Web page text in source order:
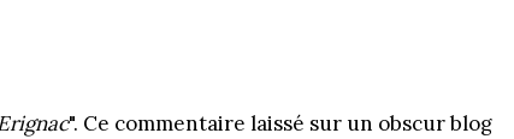
". Ce commentaire laissé sur un obscur blog